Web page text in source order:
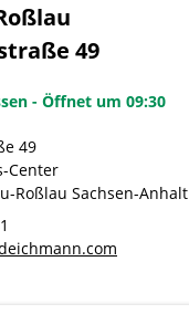
49
- Öffnet um 09:30
49
Center
Roßlau Sachsen-Anhalt